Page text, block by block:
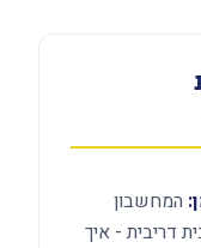
המחשבון
דריבית - איך